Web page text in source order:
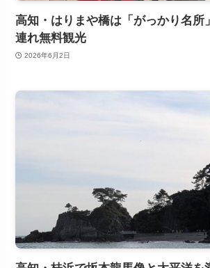
高知・はりまや橋は「がっかり名所
連れ無料観光
2026年6月2日